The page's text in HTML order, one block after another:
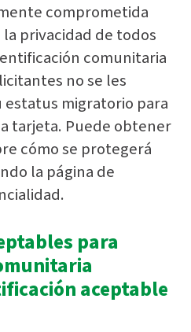
comprometida
privacidad de todos
comunitaria
no se les
migratorio para
tarjeta. Puede obtener
cómo se protegerá
la página de
para
aceptable